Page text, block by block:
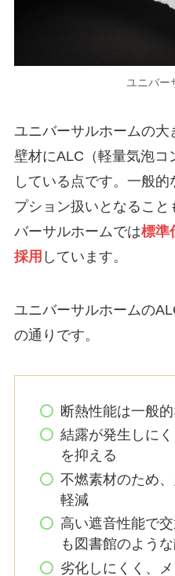
ユニバー
ユニバーサルホームの
壁材にALC（軽量気泡コ
している点です。一般
プション扱いとなるこ
バーサルホームでは標準
採用 しています。
ユニバーサルホームの
の通りです。
断熱性能は一般
結露が発生しに
を抑える
不燃素材のため
軽減
高い遮音性能で
も図書館のよう
劣化しにくく、